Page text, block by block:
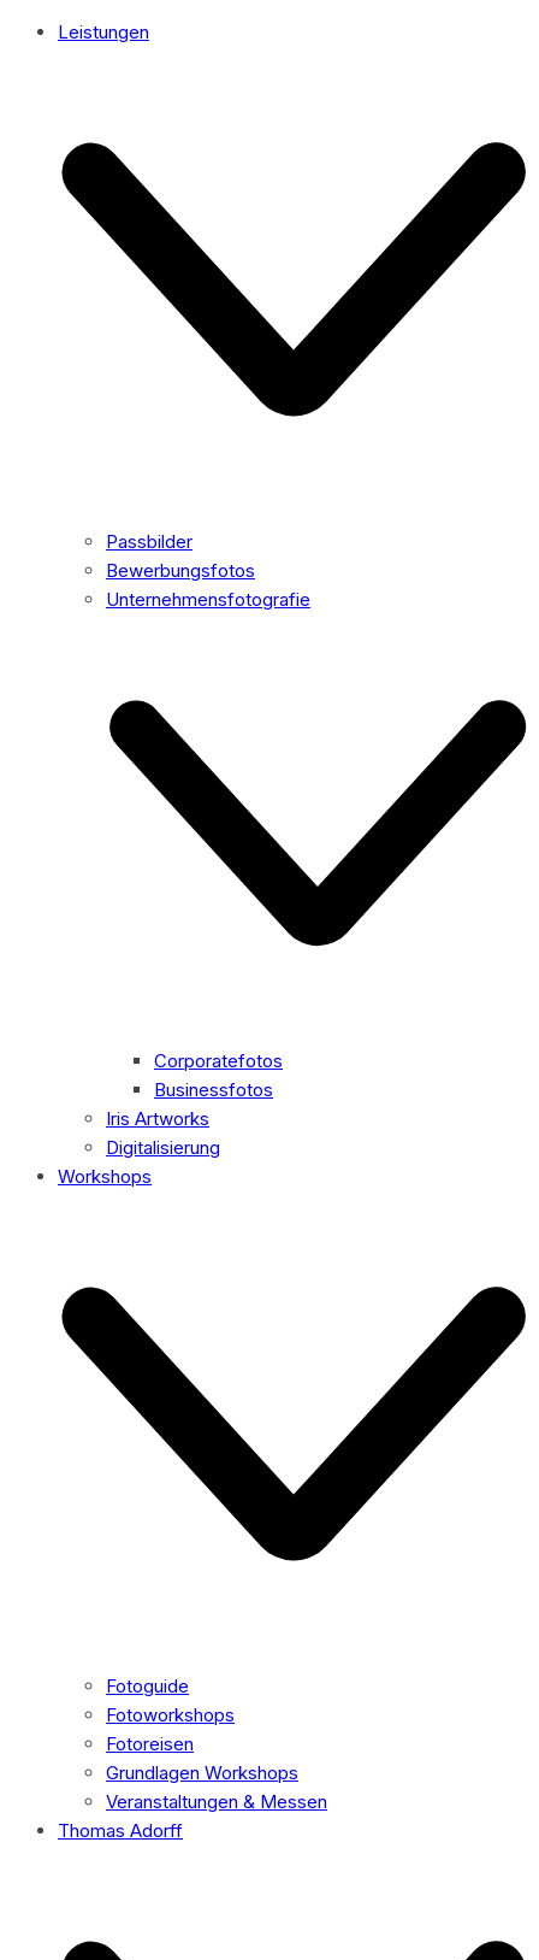
Leistungen
Passbilder
Bewerbungsfotos
Unternehmensfotografie
Corporatefotos
Businessfotos
Iris Artworks
Digitalisierung
Workshops
Fotoguide
Fotoworkshops
Fotoreisen
Grundlagen Workshops
Veranstaltungen & Messen
Thomas Adorff